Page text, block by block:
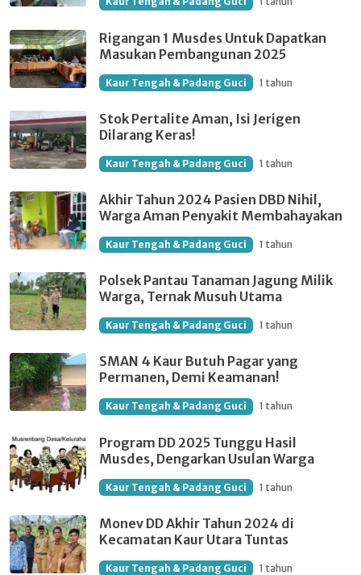
Rigangan 1 Musdes Untuk Dapatkan
Masukan Pembangunan 2025
Kaur Tengah & Padang Guci 1 tahun
Stok Pertalite Aman, Isi Jerigen
Dilarang Keras!
Kaur Tengah & Padang Guci 1 tahun
Akhir Tahun 2024 Pasien DBD Nihil,
Warga Aman Penyakit Membahayakan
Kaur Tengah & Padang Guci 1 tahun
Polsek Pantau Tanaman Jagung Milik
Warga, Ternak Musuh Utama
Kaur Tengah & Padang Guci 1 tahun
SMAN 4 Kaur Butuh Pagar yang
Permanen, Demi Keamanan!
Kaur Tengah & Padang Guci 1 tahun
Program DD 2025 Tunggu Hasil
Musdes, Dengarkan Usulan Warga
Kaur Tengah & Padang Guci 1 tahun
Monev DD Akhir Tahun 2024 di
Kecamatan Kaur Utara Tuntas
Kaur Tengah & Padang Guci 1 tahun